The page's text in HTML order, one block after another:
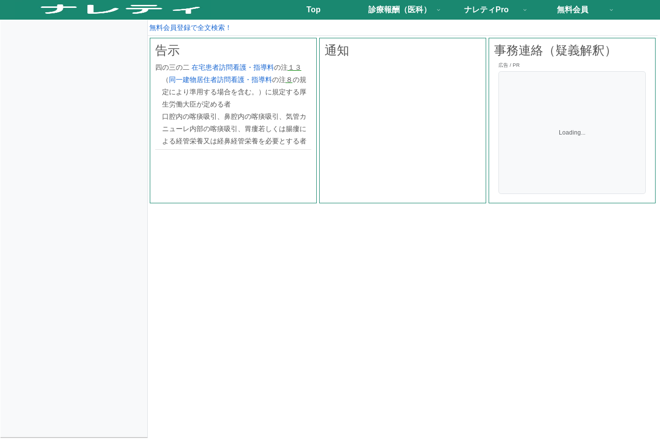
Top 診療報酬（医科） ナレティPro 無料会員
無料会員登録で全文検索！
告示
四の三の二 在宅患者訪問看護・指導料の注 １３
（同一建物居住者訪問看護・指導料の注 ８の規
定により準用する場合を含む。）に規定する厚
生労働大臣が定める者
口腔内の喀痰吸引、鼻腔内の喀痰吸引、気管カ
ニューレ内部の喀痰吸引、胃瘻若しくは腸瘻に
よる経管栄養又は経鼻経管栄養を必要とする者
通知 事務連絡（疑義解釈）
広告 / PR
Loading...